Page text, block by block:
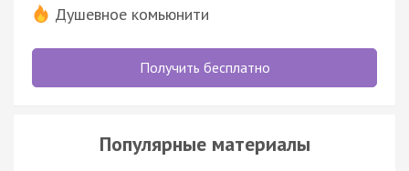
Душевное комьюнити
Получить бесплатно
Популярные материалы